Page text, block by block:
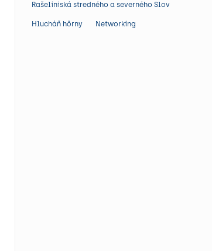
Rašeliniská stredného a severného Slovenska
Hlucháň hôrny Networking